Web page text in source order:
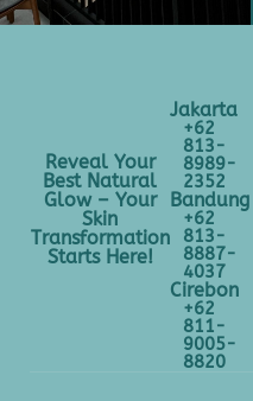
Reveal Your
Best Natural
Glow – Your
Skin
Transformation
Starts Here!
Jakarta
+62
813-
8989-
2352
Bandung
+62
813-
8887-
4037
Cirebon
+62
811-
9005-
8820